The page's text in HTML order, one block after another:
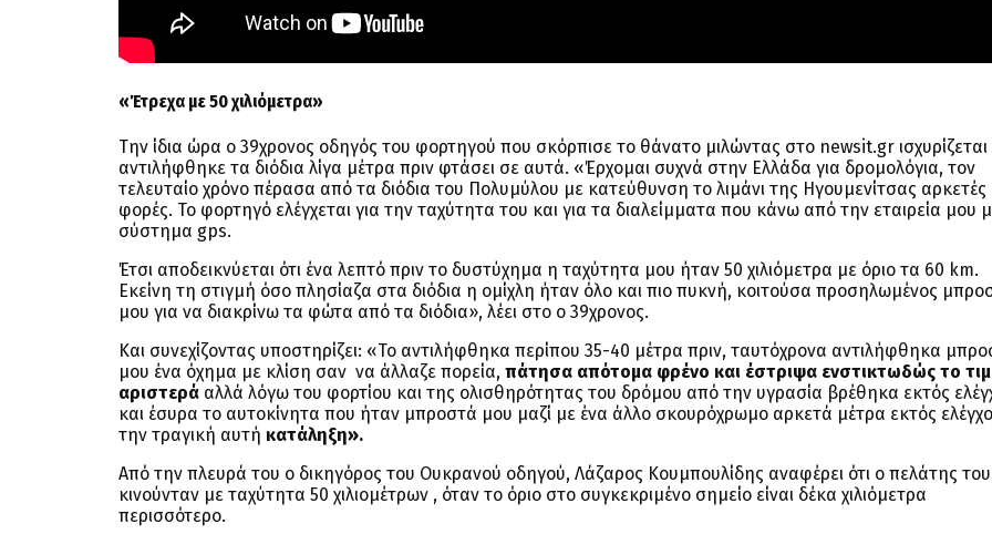
«Έτρεχα με 50 χιλιόμετρα»
Την ίδια ώρα ο 39χρονος οδηγός του φορτηγού που σκόρπισε το θάνατο μιλώντας στο newsit.gr ισχυρίζεται
αντιλήφθηκε τα διόδια λίγα μέτρα πριν φτάσει σε αυτά. «Έρχομαι συχνά στην Ελλάδα για δρομολόγια, τον
τελευταίο χρόνο πέρασα από τα διόδια του Πολυμύλου με κατεύθυνση το λιμάνι της Ηγουμενίτσας αρκετές
φορές. Το φορτηγό ελέγχεται για την ταχύτητα του και για τα διαλείμματα που κάνω από την εταιρεία μου
σύστημα gps.
Έτσι αποδεικνύεται ότι ένα λεπτό πριν το δυστύχημα η ταχύτητα μου ήταν 50 χιλιόμετρα με όριο τα 60 km.
Εκείνη τη στιγμή όσο πλησίαζα στα διόδια η ομίχλη ήταν όλο και πιο πυκνή, κοιτούσα προσηλωμένος
μου για να διακρίνω τα φώτα από τα διόδια», λέει στο o 39χρονος.
Και συνεχίζοντας υποστηρίζει: «Το αντιλήφθηκα περίπου 35-40 μέτρα πριν, ταυτόχρονα αντιλήφθηκα
μου ένα όχημα με κλίση σαν να άλλαζε πορεία, πάτησα απότομα φρένο και έστριψα ενστικτωδώς το
αριστερά αλλά λόγω του φορτίου και της ολισθηρότητας του δρόμου από την υγρασία βρέθηκα εκτός
και έσυρα το αυτοκίνητα που ήταν μπροστά μου μαζί με ένα άλλο σκουρόχρωμο αρκετά μέτρα εκτός
την τραγική αυτή κατάληξη».
Από την πλευρά του ο δικηγόρος του Ουκρανού οδηγού, Λάζαρος Κουμπουλίδης αναφέρει ότι ο πελάτης του
κινούνταν με ταχύτητα 50 χιλιομέτρων , όταν το όριο στο συγκεκριμένο σημείο είναι δέκα χιλιόμετρα
περισσότερο.